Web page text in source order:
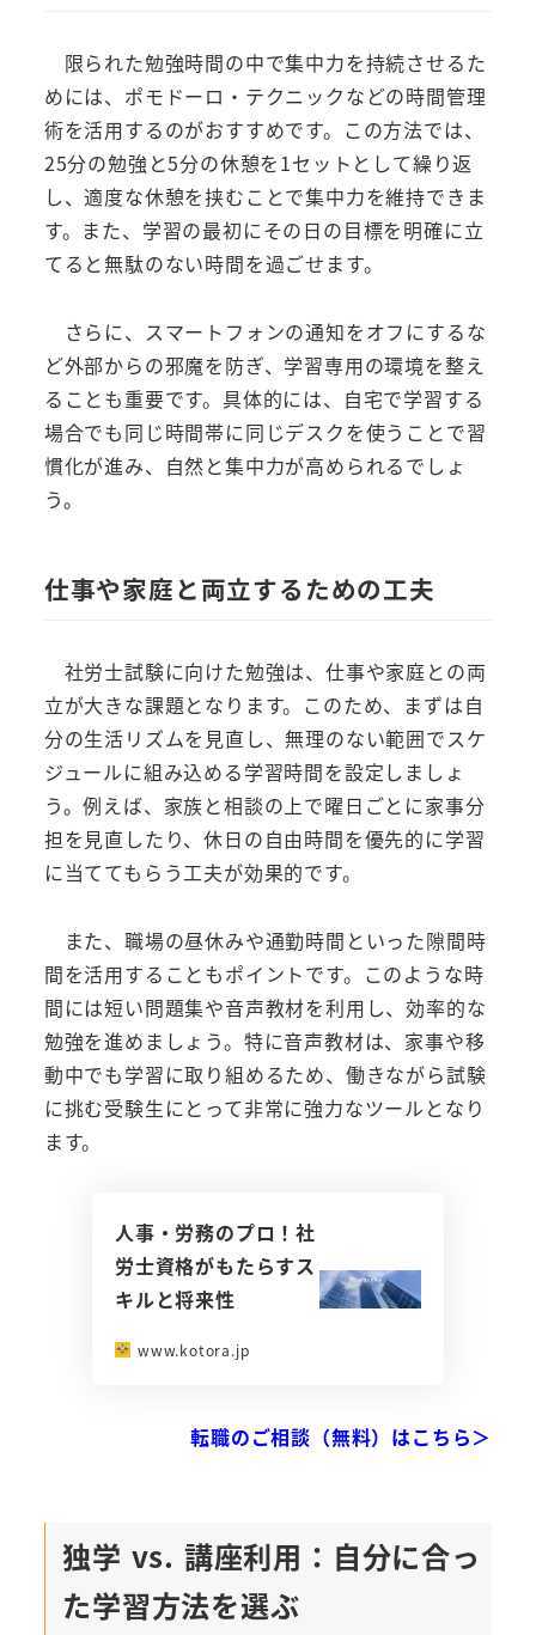
限られた勉強時間の中で集中力を持続させるた
めには、ポモドーロ・テクニックなどの時間管理
術を活用するのがおすすめです。この方法では、
25分の勉強と5分の休憩を1セットとして繰り返
し、適度な休憩を挟むことで集中力を維持できま
す。また、学習の最初にその日の目標を明確に立
てると無駄のない時間を過ごせます。
さらに、スマートフォンの通知をオフにするな
ど外部からの邪魔を防ぎ、学習専用の環境を整え
ることも重要です。具体的には、自宅で学習する
場合でも同じ時間帯に同じデスクを使うことで習
慣化が進み、自然と集中力が高められるでしょ
う。
仕事や家庭と両立するための工夫
社労士試験に向けた勉強は、仕事や家庭との両
立が大きな課題となります。このため、まずは自
分の生活リズムを見直し、無理のない範囲でスケ
ジュールに組み込める学習時間を設定しましょ
う。例えば、家族と相談の上で曜日ごとに家事分
担を見直したり、休日の自由時間を優先的に学習
に当ててもらう工夫が効果的です。
また、職場の昼休みや通勤時間といった隙間時
間を活用することもポイントです。このような時
間には短い問題集や音声教材を利用し、効率的な
勉強を進めましょう。特に音声教材は、家事や移
動中でも学習に取り組めるため、働きながら試験
に挑む受験生にとって非常に強力なツールとなり
ます。
人事・労務のプロ！社
労士資格がもたらすス
キルと将来性
www.kotora.jp
転職のご相談（無料）はこちら＞
独学 vs. 講座利用：自分に合っ
た学習方法を選ぶ